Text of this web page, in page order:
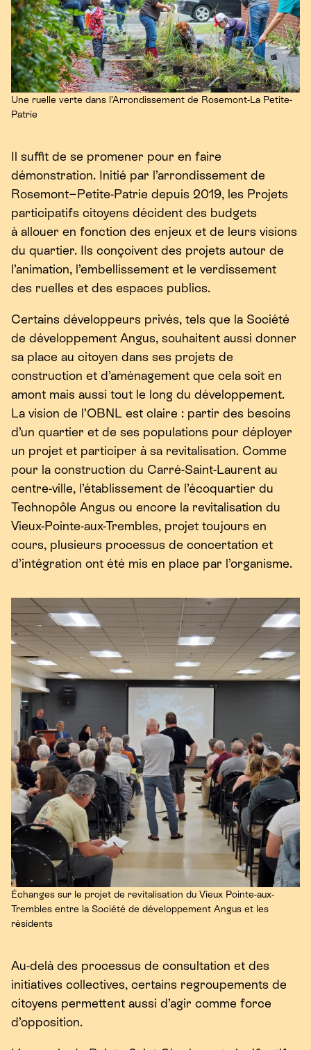
Une ruelle verte dans l’Arrondissement de Rosemont-La Petite-
Patrie
Il suffit de se promener pour en faire
démonstration. Initié par l’arrondissement de
Rosemont−Petite-Patrie depuis 2019, les Projets
participatifs citoyens décident des budgets
à allouer en fonction des enjeux et de leurs visions
du quartier. Ils conçoivent des projets autour de
l’animation, l’embellissement et le verdissement
des ruelles et des espaces publics.
Certains développeurs privés, tels que la Société
de développement Angus, souhaitent aussi donner
sa place au citoyen dans ses projets de
construction et d’aménagement que cela soit en
amont mais aussi tout le long du développement.
La vision de l’OBNL est claire : partir des besoins
d’un quartier et de ses populations pour déployer
un projet et participer à sa revitalisation. Comme
pour la construction du Carré-Saint-Laurent au
centre-ville, l’établissement de l’écoquartier du
Technopôle Angus ou encore la revitalisation du
Vieux-Pointe-aux-Trembles, projet toujours en
cours, plusieurs processus de concertation et
d’intégration ont été mis en place par l’organisme.
Échanges sur le projet de revitalisation du Vieux Pointe-aux-
Trembles entre la Société de développement Angus et les
résidents
Au-delà des processus de consultation et des
initiatives collectives, certains regroupements de
citoyens permettent aussi d’agir comme force
d’opposition.